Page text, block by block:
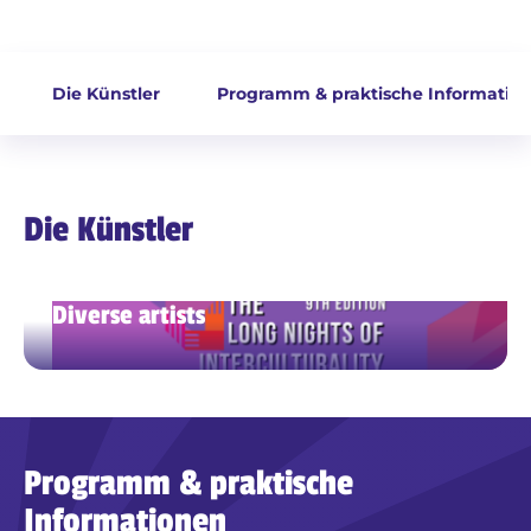
Die Künstler Programm & praktische
Die Künstler
Diverse artists
mehr Informationen finden Sie hier
https://www.icdo.at/long-nights-of-interculturality-
Programm & praktische
Informationen